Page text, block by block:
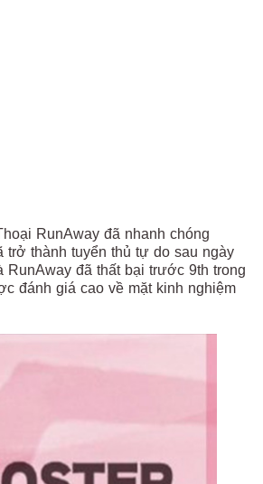
RunAway đã nhanh chóng
trở thành tuyển thủ tự do sau ngày
đã thất bại trước 9th trong
đánh giá cao về mặt kinh nghiệm